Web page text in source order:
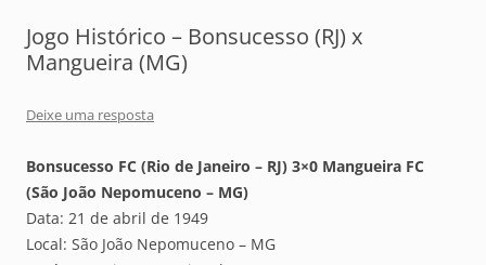
Jogo Histórico – Bonsucesso (RJ) x
Mangueira (MG)
Deixe uma resposta
Bonsucesso FC (Rio de Janeiro – RJ) 3×0 Mangueira FC
(São João Nepomuceno – MG)
Data: 21 de abril de 1949
Local: São João Nepomuceno – MG